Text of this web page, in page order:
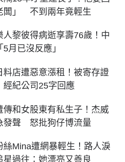
闆」 不到兩年竟輕生
人黎彼得病逝享壽76歲！中
月已沒反應」
料店遭惡意漲租！被寄存證
紀公司25字回應
傳和女股東有私生子！杰威
發聲 怒批狗仔博流量
絲Mina遭網暴輕生！路人淚
星過往：她漂亮又善良